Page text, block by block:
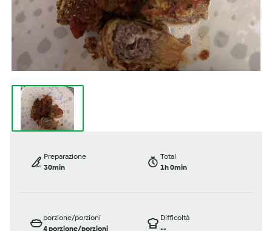
Preparazione
30min
Total
1h 0min
porzione/porzioni
4porzione/porzioni
Difficoltà
--